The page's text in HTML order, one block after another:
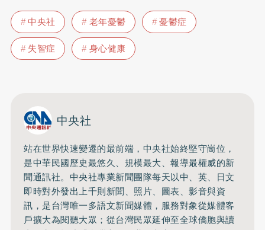
中央社 老年憂鬱
憂鬱症
失智症
身心健康
中央社
站在世界快速變遷的最前端，中央社始終堅守崗位，
是中華民國歷史最悠久、規模最大、報導最權威的新
聞通訊社。中央社專業新聞團隊每天以中、英、日文
即時對外發出上千則新聞、照片、圖表、影音與資
訊，是台灣唯一多語文新聞媒體，服務對象從媒體客
戶擴大為閱聽大眾；從台灣民眾延伸至全球僑胞與讀